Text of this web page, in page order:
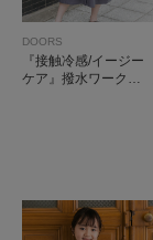
DOORS
『接触冷感/イージー
ケア』撥水ワークジ